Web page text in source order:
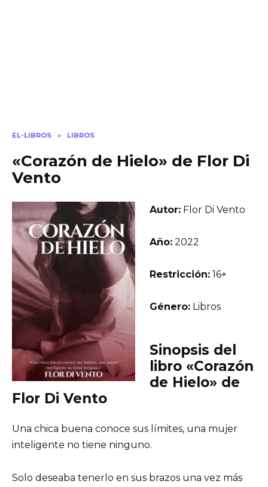
EL-LIBROS » LIBROS
«Corazón de Hielo» de Flor Di
Vento
Autor: Flor Di Vento
Año: 2022
Restricción: 16+
Género: Libros
Sinopsis del
libro «Corazón
de Hielo» de
Flor Di Vento
Una chica buena conoce sus límites, una mujer
inteligente no tiene ninguno.
Solo deseaba tenerlo en sus brazos una vez más